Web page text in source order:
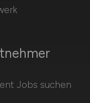
Jobs suchen